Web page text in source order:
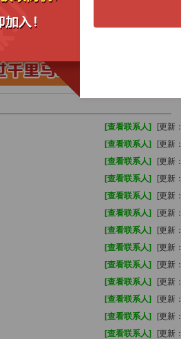
煤平朔集团物供公司采购六室2026年7月
川省郫县建筑工程公司2026～2027年
[查看联系人]
[更新
[查看联系人]
[更新
[查看联系人]
[更新
[查看联系人]
[更新
[查看联系人]
[更新
[查看联系人]
[更新
[查看联系人]
[更新
[查看联系人]
[更新
[查看联系人]
[更新
[查看联系人]
[更新
[查看联系人]
[更新
[查看联系人]
[更新
[查看联系人] [更新